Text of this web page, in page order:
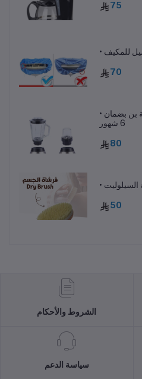
75
للمكيف
70
• خلاط سيلفر كريست مع مطحنة بن بضمان
6 شهور
80
السيلوليت
50
الشروط والأحكام
سياسة الدعم